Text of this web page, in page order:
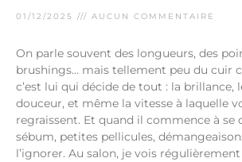
01/12/2025 AUCUN COMMENTAIRE
On parle souvent des longueurs, des
brushings… mais tellement peu du cuir
c’est lui qui décide de tout : la brillance,
douceur, et même la vitesse à laquelle
regraissent. Et quand il commence à se
sébum, petites pellicules,
l’ignorer. Au salon, je vois